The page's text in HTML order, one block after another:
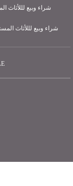
شراء وبيع لللأثاث
شراء وبيع لللأثاث